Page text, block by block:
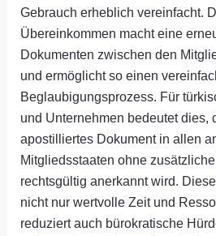
Gebrauch erheblich vereinfacht.
Übereinkommen macht eine
Dokumenten zwischen den
und ermöglicht so einen
Beglaubigungsprozess. Für
und Unternehmen bedeutet dies,
apostilliertes Dokument in allen
Mitgliedsstaaten ohne
rechtsgültig anerkannt wird.
nicht nur wertvolle Zeit und
reduziert auch bürokratische